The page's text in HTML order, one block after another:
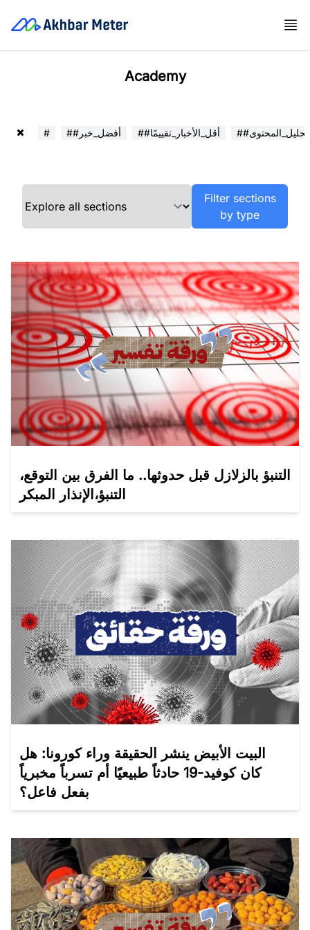
Academy
# ##أفضل_خبر ##أقل_الأخبار_تقييمًا ##تحليل_المحتوى
Filter sections
by type
التنبؤ بالزلازل قبل حدوثها.. ما الفرق بين التوقع،
التنبؤ،الإنذار المبكر
البيت الأبيض ينشر الحقيقة وراء كورونا: هل
كان كوفيد-19 حادثاً طبيعيًا أم تسرباً مخبرياً
بفعل فاعل؟